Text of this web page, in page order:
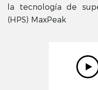
la tecnología de
(HPS) MaxPeak